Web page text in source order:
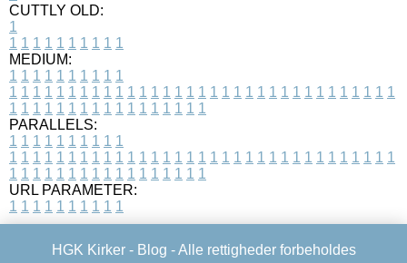
CUTTLY OLD:
1
1 1 1 1 1 1 1 1 1 1
MEDIUM:
1 1 1 1 1 1 1 1 1 1
1 1 1 1 1 1 1 1 1 1 1 1 1 1 1 1 1 1 1 1 1 1 1 1 1 1 1 1 1 1 1 1 1
1 1 1 1 1 1 1 1 1 1 1 1 1 1 1 1 1
PARALLELS:
1 1 1 1 1 1 1 1 1 1
1 1 1 1 1 1 1 1 1 1 1 1 1 1 1 1 1 1 1 1 1 1 1 1 1 1 1 1 1 1 1 1 1
1 1 1 1 1 1 1 1 1 1 1 1 1 1 1 1 1
URL PARAMETER:
1 1 1 1 1 1 1 1 1 1
HGK Kirker - Blog - Alle rettigheder forbeholdes